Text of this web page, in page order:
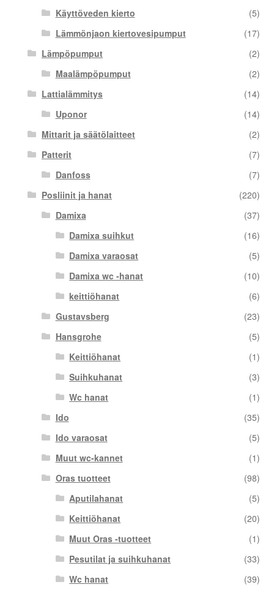
Käyttöveden kierto
(5)
Lämmönjaon kiertovesipumput
(17)
Lämpöpumput
(2)
Maalämpöpumput
(2)
Lattialämmitys
(14)
Uponor
(14)
Mittarit ja säätölaitteet
(2)
Patterit
(7)
Danfoss
(7)
Posliinit ja hanat
(220)
Damixa
(37)
Damixa suihkut
(16)
Damixa varaosat
(5)
Damixa wc -hanat
(10)
keittiöhanat
(6)
Gustavsberg
(23)
Hansgrohe
(5)
Keittiöhanat
(1)
Suihkuhanat
(3)
Wc hanat
(1)
Ido
(35)
Ido varaosat
(5)
Muut wc-kannet
(1)
Oras tuotteet
(98)
Aputilahanat
(5)
Keittiöhanat
(20)
Muut Oras -tuotteet
(1)
Pesutilat ja suihkuhanat
(33)
Wc hanat
(39)